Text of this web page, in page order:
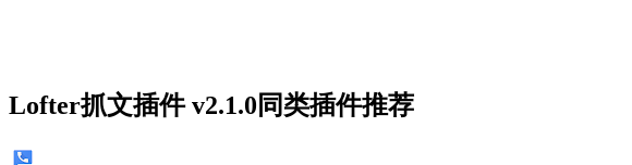
Lofter抓文插件 v2.1.0同类插件推荐